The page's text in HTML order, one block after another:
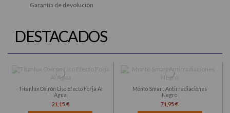
Garantía de devolución
DESTACADOS
Titanlux Oxirón Liso Efecto Forja Al
Agua
21,15 €
Montó Smart Antirradiaciones
Negro
71,95 €